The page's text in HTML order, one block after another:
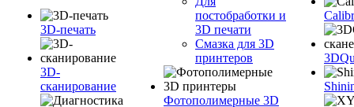
3D-печать
3D-
сканирование
постобработки и
3D печати
Смазка для 3D
принтеров
Фотополимерные 3D